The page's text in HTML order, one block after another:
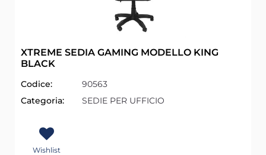
XTREME SEDIA GAMING MODELLO KING
BLACK
Codice:
90563
Categoria:
SEDIE PER UFFICIO
Wishlist